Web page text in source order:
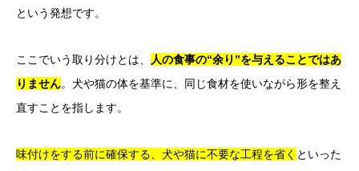
という発想です。
ここでいう取り分けとは、
人の食事の“余り”を与えることではあ
りません。犬や猫の体を基準に、同じ食材を使いながら形を整え
直すことを指します。
味付けをする前に確保する、犬や猫に不要な工程を省く といった